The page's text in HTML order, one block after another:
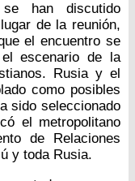
han discutido
de la reunión,
el encuentro se
escenario de la
Rusia y el
como posibles
sido seleccionado
el metropolitano
de Relaciones
y toda Rusia.